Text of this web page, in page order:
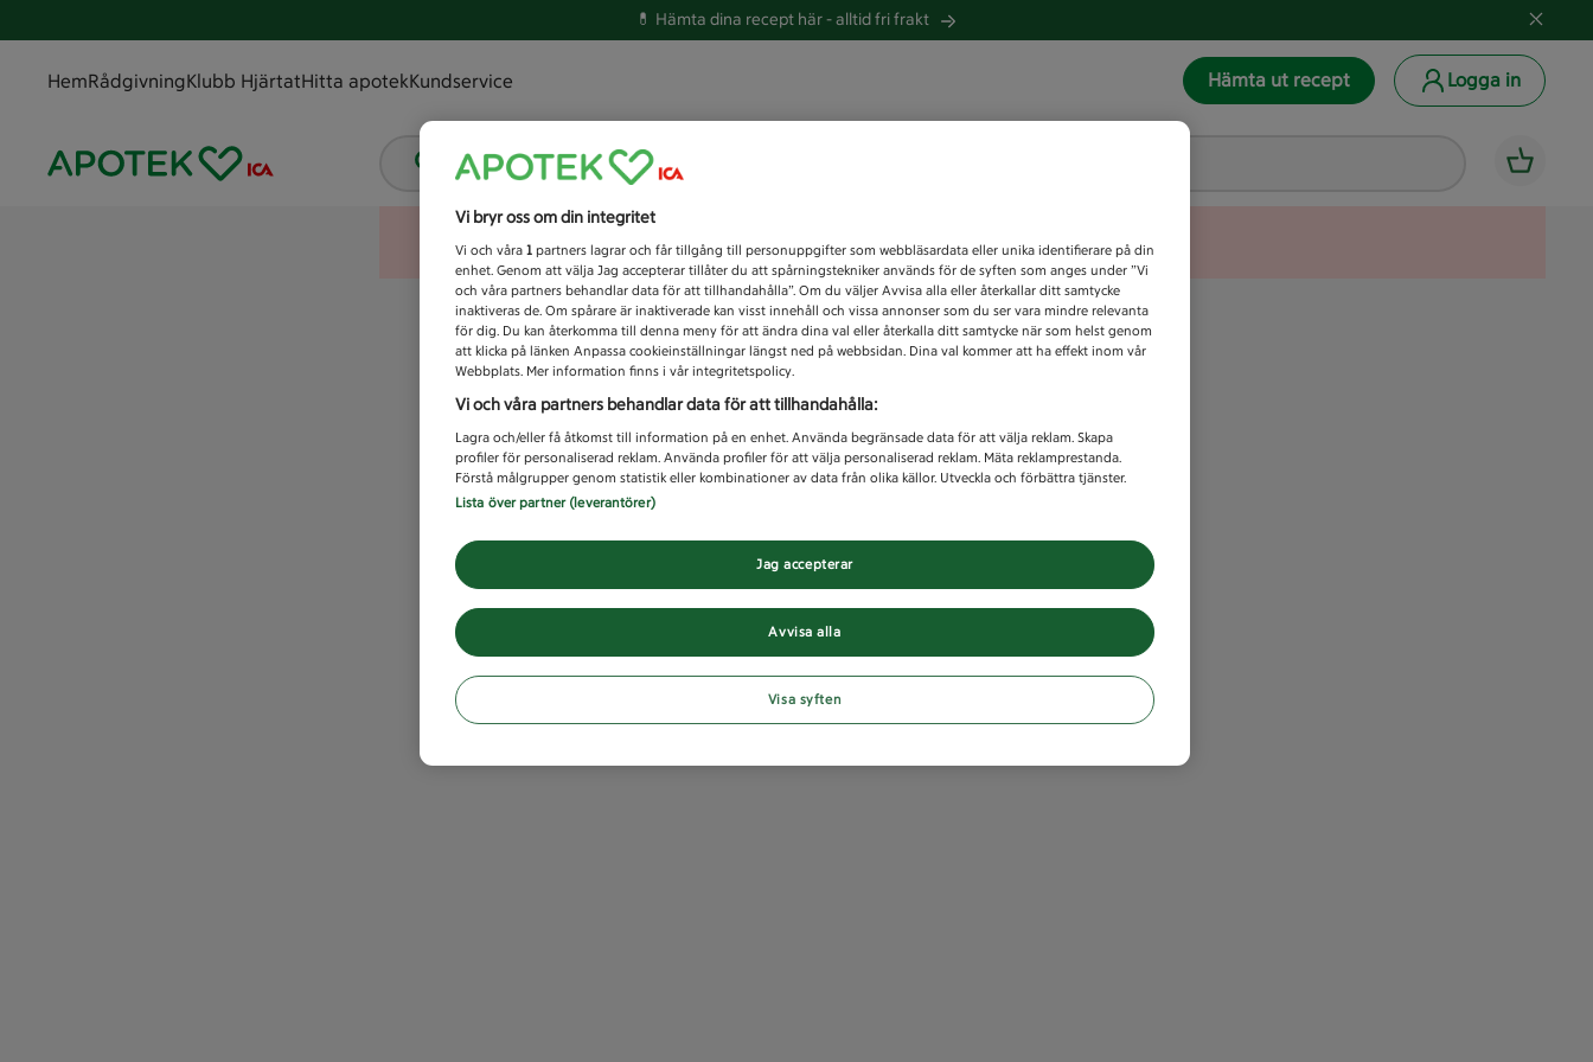
💊 Hämta dina recept här -alltid fri frakt
HemRådgivningKlubb HjärtatHitta apotekKundservice Hämta ut recept Logga in
Vad letar du efter idag?
Unknown error
Vi bryr oss om din integritet
Vi och våra 1 partners lagrar och får tillgång till personuppgifter som webbläsardata eller unika identifierare på din
enhet. Genom att välja Jag accepterar tillåter du att spårningstekniker används för de syften som anges under ”Vi
och våra partners behandlar data för att tillhandahålla”. Om du väljer Avvisa alla eller återkallar ditt samtycke
inaktiveras de. Om spårare är inaktiverade kan visst innehåll och vissa annonser som du ser vara mindre relevanta
för dig. Du kan återkomma till denna meny för att ändra dina val eller återkalla ditt samtycke när som helst genom
att klicka på länken Anpassa cookieinställningar längst ned på webbsidan. Dina val kommer att ha effekt inom vår
Webbplats. Mer information finns i vår integritetspolicy.
Vi och våra partners behandlar data för att tillhandahålla:
Lagra och/eller få åtkomst till information på en enhet. Använda begränsade data för att välja reklam. Skapa
profiler för personaliserad reklam. Använda profiler för att välja personaliserad reklam. Mäta reklamprestanda.
Förstå målgrupper genom statistik eller kombinationer av data från olika källor. Utveckla och förbättra tjänster.
Lista över partner (leverantörer)
Avvisa alla
Jag accepterar
Visa syften